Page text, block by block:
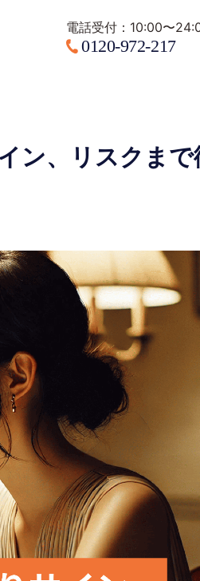
電話受付：10:00〜
電話受付：10:00〜
ン、リスクまで